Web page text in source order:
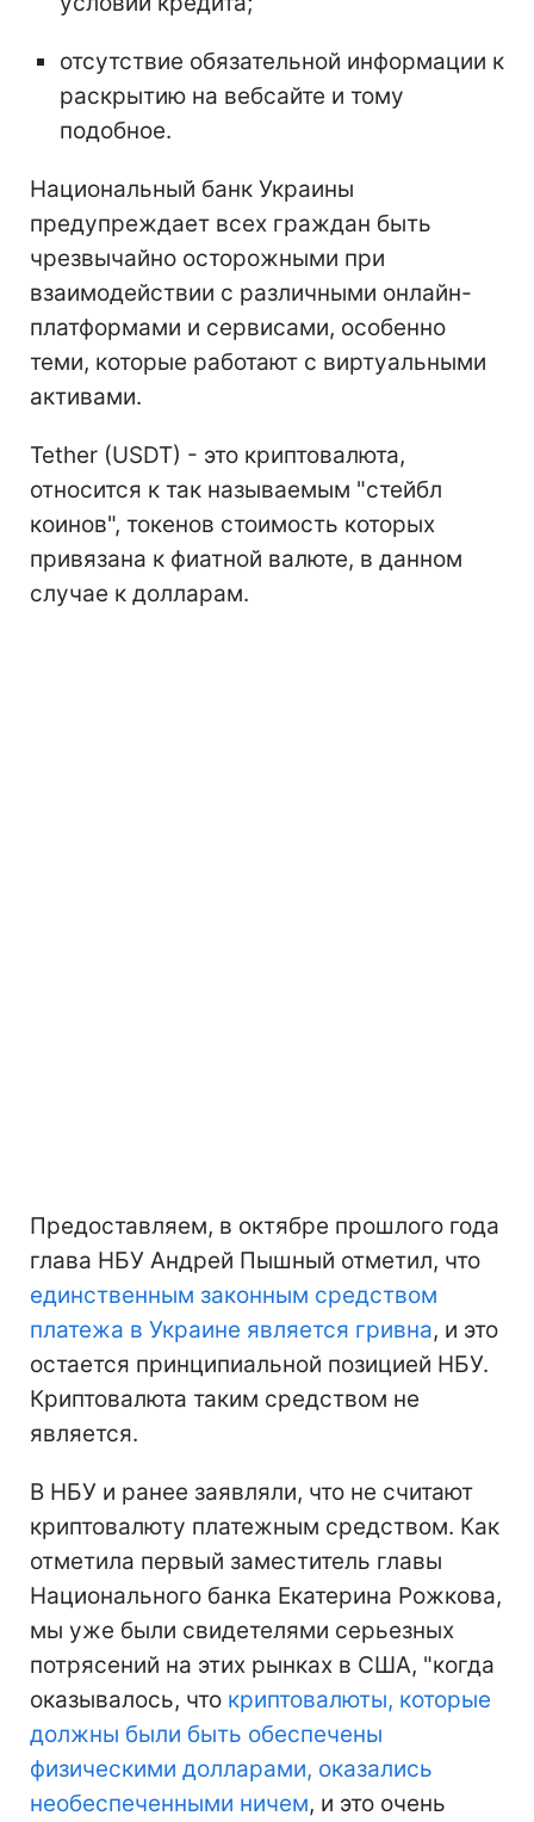
отсутствие обязательной информации к
раскрытию на вебсайте и тому
подобное.
Национальный банк Украины
предупреждает всех граждан быть
чрезвычайно осторожными при
взаимодействии с различными онлайн-
платформами и сервисами, особенно
теми, которые работают с виртуальными
активами.
Tether (USDT) - это криптовалюта,
относится к так называемым "стейбл
коинов", токенов стоимость которых
привязана к фиатной валюте, в данном
случае к долларам.
Предоставляем, в октябре прошлого года
глава НБУ Андрей Пышный отметил, что
единственным законным средством
платежа в Украине является гривна, и это
остается принципиальной позицией НБУ.
Криптовалюта таким средством не
является.
В НБУ и ранее заявляли, что не считают
криптовалюту платежным средством. Как
отметила первый заместитель главы
Национального банка Екатерина Рожкова,
мы уже были свидетелями серьезных
потрясений на этих рынках в США, "когда
оказывалось, что криптовалюты, которые
должны были быть обеспечены
физическими долларами, оказались
необеспеченными ничем, и это очень